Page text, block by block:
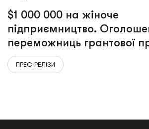
$1 000 000 на жіноче
підприємництво.
переможниць грантової
«СТВОРЮЙ!»
ПРЕС-РЕЛІЗИ